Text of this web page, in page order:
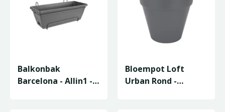
Balkonbak
Barcelona - Allin1 -
Bloempot Loft
Urban Rond -